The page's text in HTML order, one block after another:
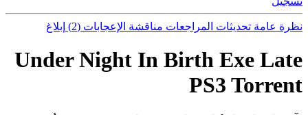
نظرة عامة تحديثات المراجعات مناقشة الإعجابات (2) إبلاغ
Under Night In Birth Exe Late
PS3 Torrent